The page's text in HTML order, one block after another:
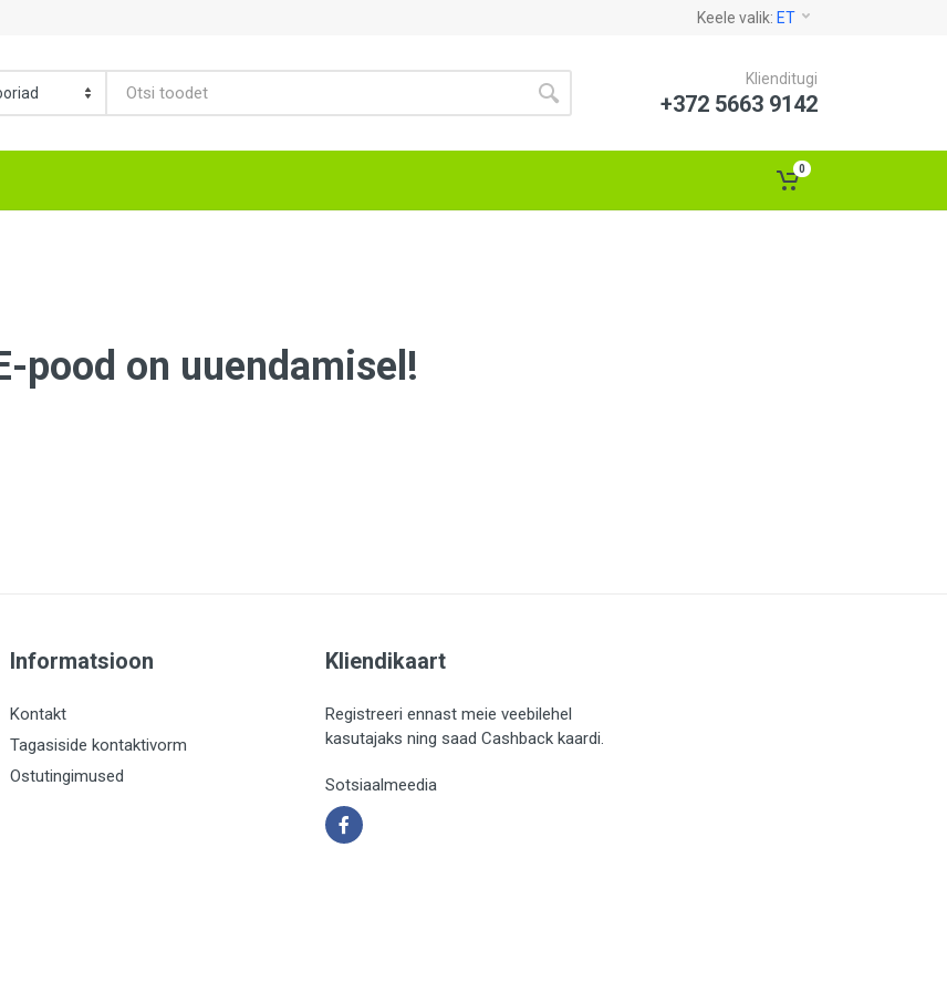
Keele valik: ET
Klienditugi
+372 5663 9142
0
pood on uuendamisel!
Informatsioon
Kontakt
Tagasiside kontaktivorm
Ostutingimused
Kliendikaart
Registreeri ennast meie veebilehel
kasutajaks ning saad Cashback kaardi.
Sotsiaalmeedia